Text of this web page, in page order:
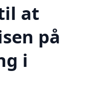
at
på
i